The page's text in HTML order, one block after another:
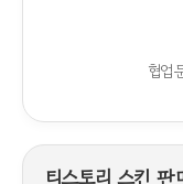
협업
티스토리 스킨 판